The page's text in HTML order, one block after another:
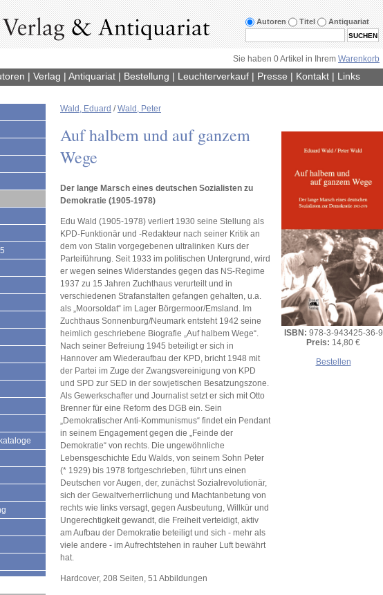
Autoren Titel Antiquariat
Sie haben 0 Artikel in Ihrem Warenkorb
| Verlag | Antiquariat| Bestellung | Leuchterverkauf| Presse | Kontakt| Links
Wald, Eduard /Wald, Peter
Auf halbem und auf ganzem
Wege
Der lange Marsch eines deutschen Sozialisten zu
Demokratie (1905-1978)
Edu Wald (1905-1978) verliert 1930 seine Stellung als
KPD-Funktionär und -Redakteur nach seiner Kritik an
dem von Stalin vorgegebenen ultralinken Kurs der
Parteiführung. Seit 1933 im politischen Untergrund, wird
er wegen seines Widerstandes gegen das NS-Regime
1937 zu 15 Jahren Zuchthaus verurteilt und in
verschiedenen Strafanstalten gefangen gehalten, u.a.
als „Moorsoldat“ im Lager Börgermoor/Emsland. Im
Zuchthaus Sonnenburg/Neumark entsteht 1942 seine
heimlich geschriebene Biografie „Auf halbem Wege“.
Nach seiner Befreiung 1945 beteiligt er sich in
Hannover am Wiederaufbau der KPD, bricht 1948 mit
der Partei im Zuge der Zwangsvereinigung von KPD
und SPD zur SED in der sowjetischen Besatzungszone.
Als Gewerkschafter und Journalist setzt er sich mit Otto
Brenner für eine Reform des DGB ein. Sein
„Demokratischer Anti-Kommunismus“ findet ein Pendant
in seinem Engagement gegen die „Feinde der
Demokratie“ von rechts. Die ungewöhnliche
Lebensgeschichte Edu Walds, von seinem Sohn Peter
(* 1929) bis 1978 fortgeschrieben, führt uns einen
Deutschen vor Augen, der, zunächst Sozialrevolutionär,
sich der Gewaltverherrlichung und Machtanbetung von
rechts wie links versagt, gegen Ausbeutung, Willkür und
Ungerechtigkeit gewandt, die Freiheit verteidigt, aktiv
am Aufbau der Demokratie beteiligt und sich - mehr als
viele andere - im Aufrechtstehen in rauher Luft bewährt
hat.
Hardcover, 208 Seiten, 51 Abbildungen
ISBN: 978-3-943425-36-9
Preis: 14,80 €
Bestellen